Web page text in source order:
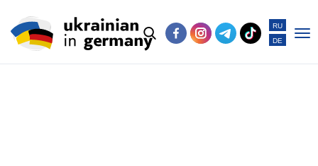
RU
DE